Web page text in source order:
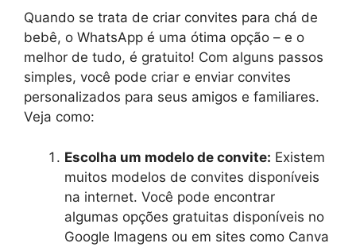
Quando se trata de criar convites para chá de
bebê, o WhatsApp é uma ótima opção – e o
melhor de tudo, é gratuito! Com alguns passos
simples, você pode criar e enviar convites
personalizados para seus amigos e familiares.
Veja como:
Escolha um modelo de convite: Existem
muitos modelos de convites disponíveis
na internet. Você pode encontrar
algumas opções gratuitas disponíveis no
Google Imagens ou em sites como Canva